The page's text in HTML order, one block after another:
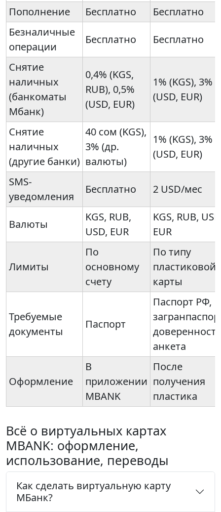
Пополнение Бесплатно
Бесплатно
Безналичные
операции
Бесплатно Бесплатно
Снятие
наличных
(банкоматы
Мбанк)
0,4% (KGS,
RUB), 0,5%
(USD, EUR)
1% (KGS), 3%
(USD, EUR)
Снятие
наличных
(другие банки)
40 сом (KGS),
3% (др.
валюты)
1% (KGS), 3%
(USD, EUR)
SMS-
уведомления
Бесплатно 2 USD/мес
Валюты
KGS, RUB,
USD, EUR
KGS, RUB,
EUR
Лимиты
По
основному
счету
По типу
пластиковой
карты
Требуемые
документы
Паспорт
Паспорт РФ,
анкета
Оформление
В
приложении
MBANK
После
получения
пластика
Всё о виртуальных картах
MBANK: оформление,
использование, переводы
Как сделать виртуальную карту
МБанк?